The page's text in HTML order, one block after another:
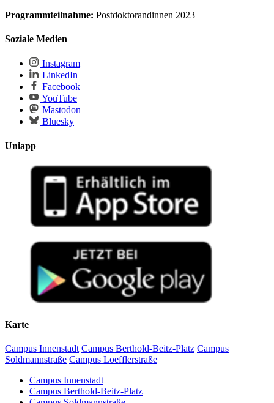
Programmteilnahme: Postdoktorandinnen 2023
Soziale Medien
Instagram
LinkedIn
Facebook
YouTube
Mastodon
Bluesky
Uniapp
Karte
Campus Innenstadt Campus Berthold-Beitz-Platz Campus
Soldmannstraße Campus Loefflerstraße
Campus Innenstadt
Campus Berthold-Beitz-Platz